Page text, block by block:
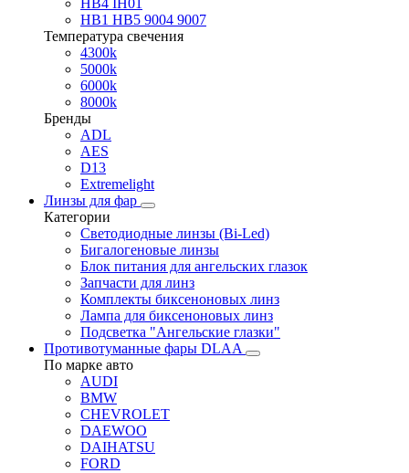
HB4 IH01
HB1 HB5 9004 9007
Температура свечения
4300k
5000k
6000k
8000k
Бренды
ADL
AES
D13
Extremelight
Линзы для фар
Категории
Светодиодные линзы (Bi-Led)
Бигалогеновые линзы
Блок питания для ангельских глазок
Запчасти для линз
Комплекты биксеноновых линз
Лампа для биксеноновых линз
Подсветка "Ангельские глазки"
Противотуманные фары DLAA
По марке авто
AUDI
BMW
CHEVROLET
DAEWOO
DAIHATSU
FORD